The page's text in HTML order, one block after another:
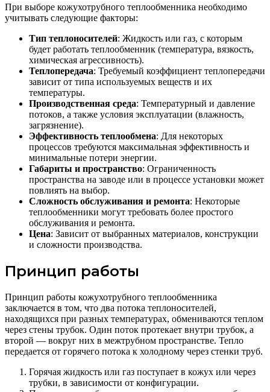
При выборе кожухотрубного теплообменника необходимо
учитывать следующие факторы:
Тип теплоносителей: Жидкость или газ, с которым
будет работать теплообменник (температура, вязкость,
химическая агрессивность).
Теплопередача: Требуемый коэффициент теплопередачи
зависит от типа используемых веществ и их
температуры.
Производственная среда: Температурный и давление
потоков, а также условия эксплуатации (влажность,
загрязнение).
Эффективность теплообмена: Для некоторых
процессов требуются максимальная эффективность и
минимальные потери энергии.
Габариты и пространство: Ограниченность
пространства на заводе или в процессе установки может
повлиять на выбор.
Сложность обслуживания и ремонта: Некоторые
теплообменники могут требовать более простого
обслуживания и ремонта.
Цена: Зависит от выбранных материалов, конструкции
и сложности производства.
Принцип работы
Принцип работы кожухотрубного теплообменника
заключается в том, что два потока теплоносителей,
находящихся при разных температурах, обмениваются теплом
через стены трубок. Один поток протекает внутри трубок, а
второй — вокруг них в межтрубном пространстве. Тепло
передается от горячего потока к холодному через стенки труб.
Горячая жидкость или газ поступает в кожух или через
трубки, в зависимости от конфигурации.